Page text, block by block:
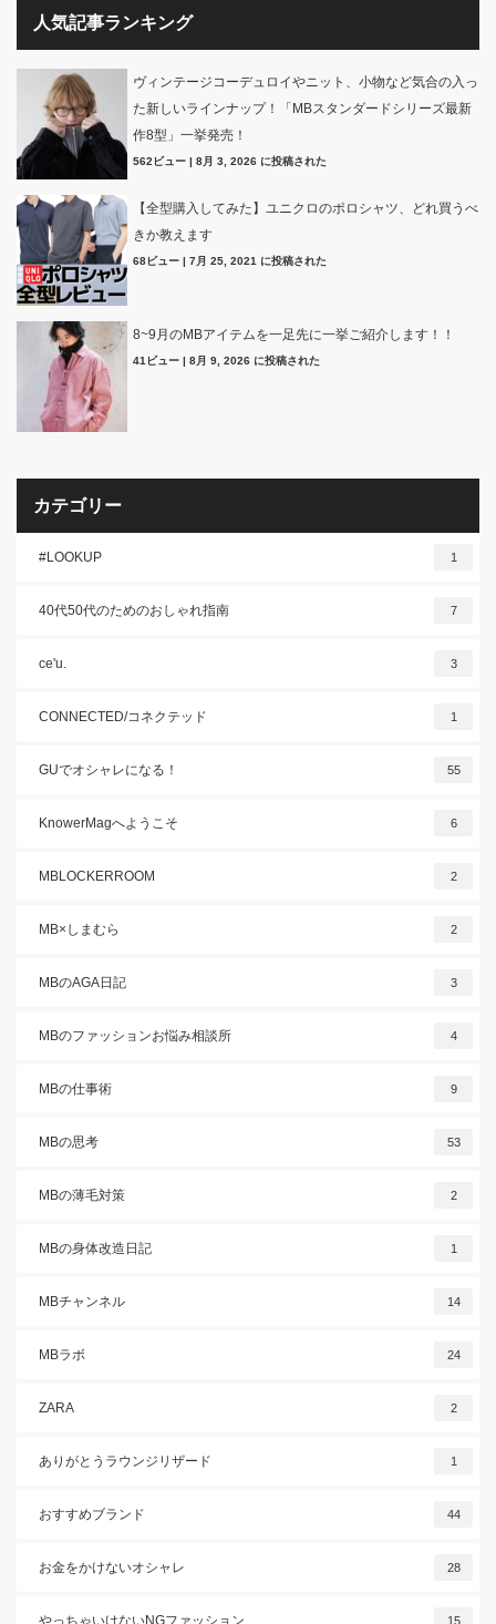
人気記事ランキング
ヴィンテージコーデュロイやニット、小物など気合の入っ
た新しいラインナップ！「MBスタンダードシリーズ最新
作8型」一挙発売！
562ビュー | 8月 3, 2026 に投稿された
【全型購入してみた】ユニクロのポロシャツ、どれ買うべ
きか教えます
68ビュー | 7月 25, 2021 に投稿された
8~9月のMBアイテムを一足先に一挙ご紹介します！！
41ビュー | 8月 9, 2026 に投稿された
カテゴリー
#LOOKUP 1
40代50代のためのおしゃれ指南 7
ce'u. 3
CONNECTED/コネクテッド 1
GUでオシャレになる！ 55
KnowerMagへようこそ 6
MBLOCKERROOM 2
MB×しまむら 2
MBのAGA日記 3
MBのファッションお悩み相談所 4
MBの仕事術 9
MBの思考 53
MBの薄毛対策 2
MBの身体改造日記 1
MBチャンネル 14
MBラボ 24
ZARA 2
ありがとうラウンジリザード 1
おすすめブランド 44
お金をかけないオシャレ 28
やっちゃいけないNGファッション 15